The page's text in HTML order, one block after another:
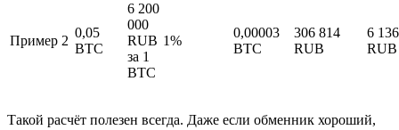
Пример 2
0,05
BTC
6 200
000
RUB
за 1
BTC
1%
0,00003
BTC
306 814
RUB
6
RUB
Такой расчёт полезен всегда. Даже если обменник хороший,